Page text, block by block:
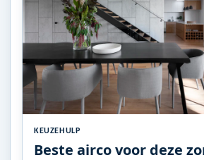
KEUZEHULP
Beste airco voor deze